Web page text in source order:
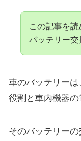
この記事を
バッテリー交
車のバッテリー
役割と車内機器の
そのバッテリーの